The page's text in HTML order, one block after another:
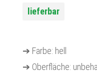
lieferbar
➔ Farbe: hell
➔ Oberfläche: